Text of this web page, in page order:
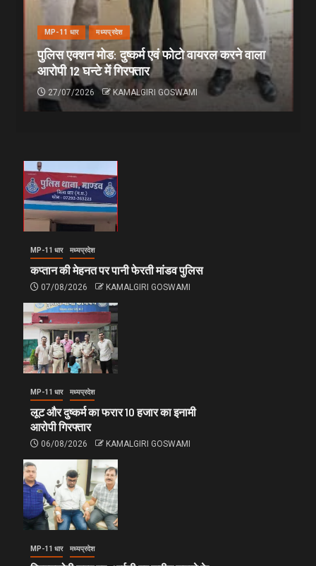
MP-11 धार मध्यप्रदेश
पुलिस एक्शन मोड: दुष्कर्म एवं फोटो वायरल करने वाला
आरोपी 12 घन्टे में गिरफ्तार
27/07/2026 KAMALGIRI GOSWAMI
MP-11 धार मध्यप्रदेश
कप्तान की मेहनत पर पानी फेरती मांडव पुलिस
07/08/2026 KAMALGIRI GOSWAMI
MP-11 धार मध्यप्रदेश
लूट और दुष्कर्म का फरार 10 हजार का इनामी
आरोपी गिरफ्तार
06/08/2026 KAMALGIRI GOSWAMI
MP-11 धार मध्यप्रदेश